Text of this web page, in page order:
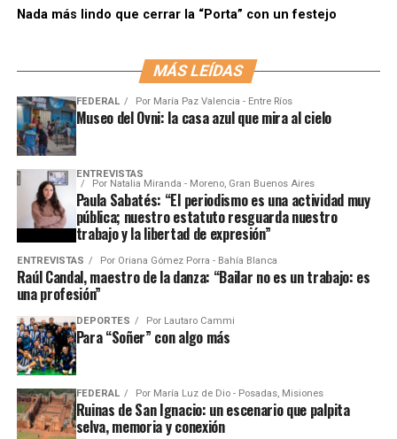
Nada más lindo que cerrar la “Porta” con un festejo
MÁS LEÍDAS
FEDERAL Por María Paz Valencia - Entre Ríos
Museo del Ovni: la casa azul que mira al cielo
ENTREVISTAS
Por Natalia Miranda - Moreno, Gran Buenos Aires
Paula Sabatés: “El periodismo es una actividad muy
pública; nuestro estatuto resguarda nuestro
trabajo y la libertad de expresión”
ENTREVISTAS Por Oriana Gómez Porra - Bahía Blanca
Raúl Candal, maestro de la danza: “Bailar no es un trabajo: es
una profesión”
DEPORTES Por Lautaro Cammi
Para “Soñer” con algo más
FEDERAL Por María Luz de Dio - Posadas, Misiones
Ruinas de San Ignacio: un escenario que palpita
selva, memoria y conexión